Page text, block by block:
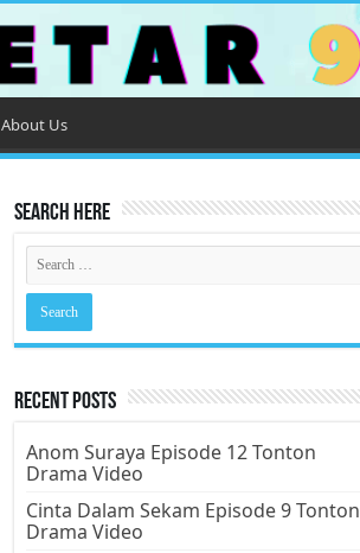
About Us
Search Here
Recent Posts
Anom Suraya Episode 12 Tonton
Drama Video
Cinta Dalam Sekam Episode 9 Tonton
Drama Video